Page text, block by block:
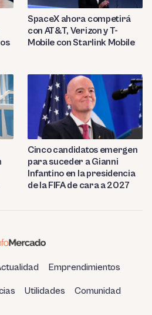
SpaceX ahora competirá
con AT&T, Verizon y T-
Mobile con Starlink Mobile
Cinco candidatos emergen
para suceder a Gianni
Infantino en la presidencia
de la FIFA de cara a 2027
Emprendimientos
Utilidades Comunidad